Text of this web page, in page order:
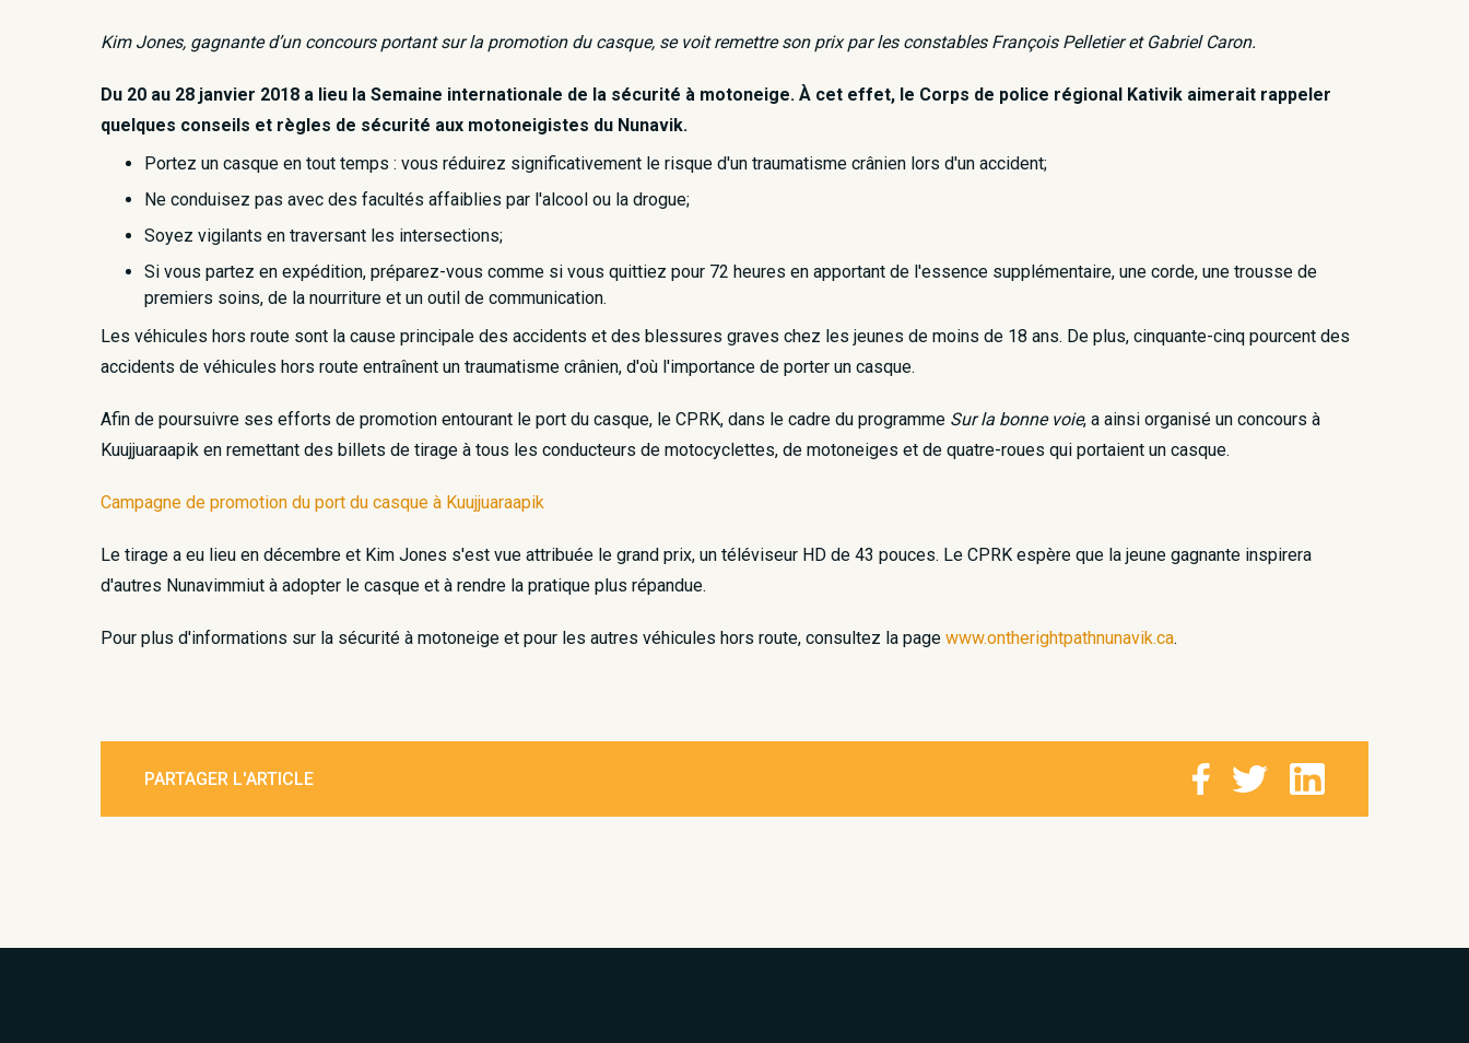
Kim Jones, gagnante d’un concours portant sur la promotion du casque, se voit remettre son prix par les constables François Pelletier et Gabriel Caron.
Du 20 au 28 janvier 2018 a lieu la Semaine internationale de la sécurité à motoneige. À cet effet, le Corps de police régional Kativik aimerait rappeler
quelques conseils et règles de sécurité aux motoneigistes du Nunavik.
Portez un casque en tout temps : vous réduirez significativement le risque d'un traumatisme crânien lors d'un accident;
Ne conduisez pas avec des facultés affaiblies par l'alcool ou la drogue;
Soyez vigilants en traversant les intersections;
Si vous partez en expédition, préparez-vous comme si vous quittiez pour 72 heures en apportant de l'essence supplémentaire, une corde, une trousse de
premiers soins, de la nourriture et un outil de communication.
Les véhicules hors route sont la cause principale des accidents et des blessures graves chez les jeunes de moins de 18 ans. De plus, cinquante-cinq pourcent des
accidents de véhicules hors route entraînent un traumatisme crânien, d'où l'importance de porter un casque.
Afin de poursuivre ses efforts de promotion entourant le port du casque, le CPRK, dans le cadre du programme Sur la bonne voie, a ainsi organisé un concours à
Kuujjuaraapik en remettant des billets de tirage à tous les conducteurs de motocyclettes, de motoneiges et de quatre-roues qui portaient un casque.
Campagne de promotion du port du casque à Kuujjuaraapik
Le tirage a eu lieu en décembre et Kim Jones s'est vue attribuée le grand prix, un téléviseur HD de 43 pouces. Le CPRK espère que la jeune gagnante inspirera
d'autres Nunavimmiut à adopter le casque et à rendre la pratique plus répandue.
Pour plus d'informations sur la sécurité à motoneige et pour les autres véhicules hors route, consultez la page www.ontherightpathnunavik.ca.
PARTAGER L'ARTICLE